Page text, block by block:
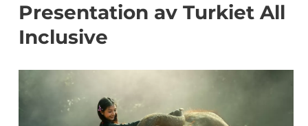
Presentation av Turkiet All
Inclusive